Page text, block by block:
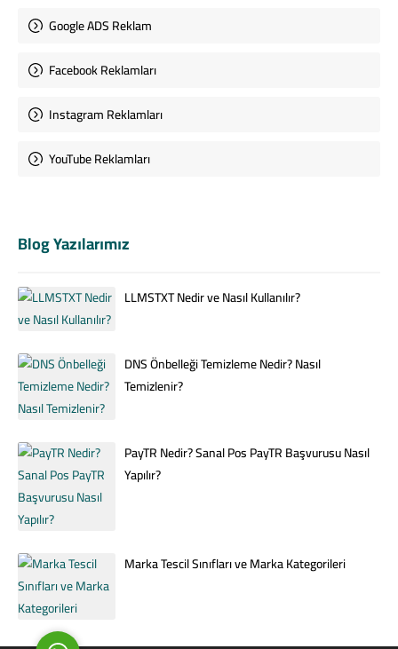
Google ADS Reklam
Facebook Reklamları
Instagram Reklamları
YouTube Reklamları
Blog Yazılarımız
LLMSTXT Nedir ve Nasıl Kullanılır?
DNS Önbelleği Temizleme Nedir? Nasıl
Temizlenir?
PayTR Nedir? Sanal Pos PayTR Başvurusu Nasıl
Yapılır?
Marka Tescil Sınıfları ve Marka Kategorileri
Cevap Yaz